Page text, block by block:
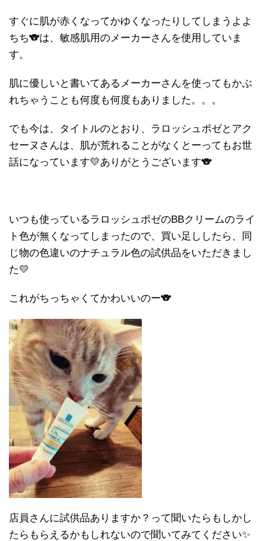
すぐに肌が赤くなってかゆくなったりしてしまうよよ
ちち🐨は、敏感肌用のメーカーさんを使用していま
す。
肌に優しいと書いてあるメーカーさんを使ってもかぶ
れちゃうことも何度も何度もありました。。。
でも今は、タイトルのとおり、ラロッシュポゼとアク
セーヌさんは、肌が荒れることがなくとーってもお世
話になっています💛ありがとうございます🐨
いつも使っているラロッシュポゼのBBクリームのライ
ト色が無くなってしまったので、買い足ししたら、同
じ物の色違いのナチュラル色の試供品をいただきまし
た💛
これがちっちゃくてかわいいのー🐨
店員さんに試供品ありますか？って聞いたらもしかし
たらもらえるかもしれないので聞いてみてください✨